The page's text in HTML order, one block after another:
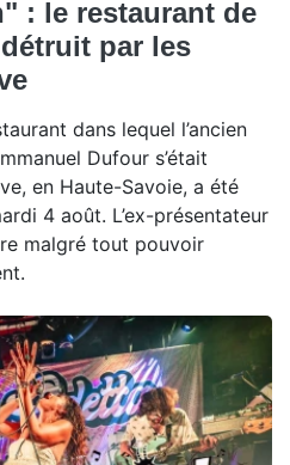
: le restaurant de
par les
dans lequel l’ancien
Dufour s’était
en Haute-Savoie, a été
4 août. L’ex-présentateur
malgré tout pouvoir